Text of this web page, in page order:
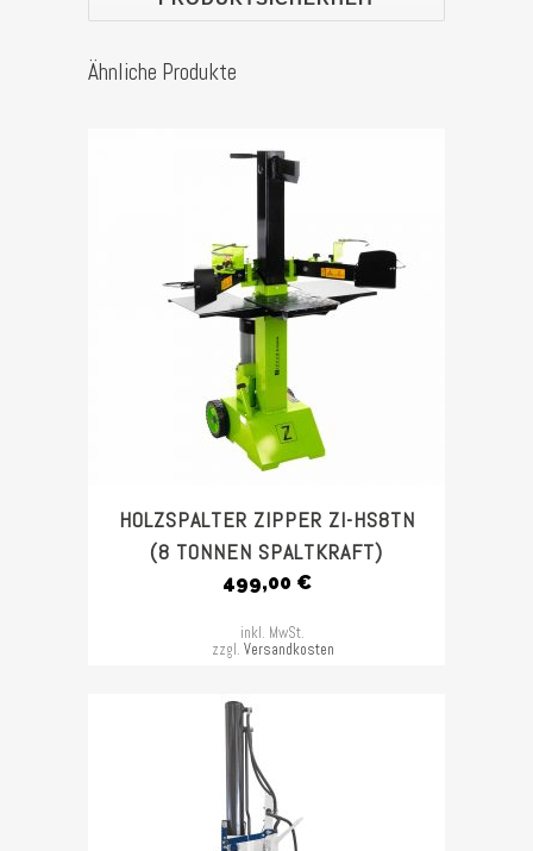
Ähnliche Produkte
HOLZSPALTER ZIPPER ZI-HS8TN
(8 TONNEN SPALTKRAFT)
499,00 €
inkl. MwSt.
zzgl. Versandkosten